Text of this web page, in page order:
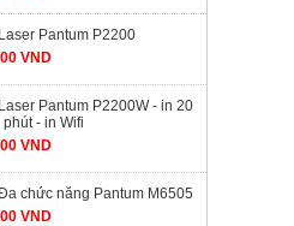
Pantum P2200
VND
Pantum P2200W - in 20
- in Wifi
VND
chức năng Pantum M6505
VND